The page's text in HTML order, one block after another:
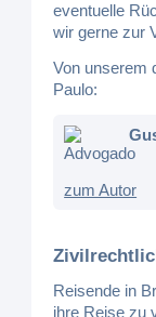
eventuelle
wir gerne zur
Von unserem
Paulo:
Advogado
zum Autor
Reisende in
ihre Reise zu